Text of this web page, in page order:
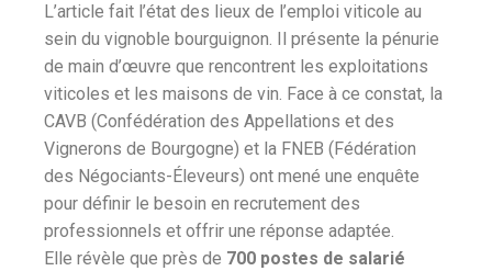
L’article fait l’état des lieux de l’emploi viticole au
sein du vignoble bourguignon. Il présente la pénurie
de main d’œuvre que rencontrent les exploitations
viticoles et les maisons de vin. Face à ce constat, la
CAVB (Confédération des Appellations et des
Vignerons de Bourgogne) et la FNEB (Fédération
des Négociants-Éleveurs) ont mené une enquête
pour définir le besoin en recrutement des
professionnels et offrir une réponse adaptée.
Elle révèle que près de 700 postes de salarié